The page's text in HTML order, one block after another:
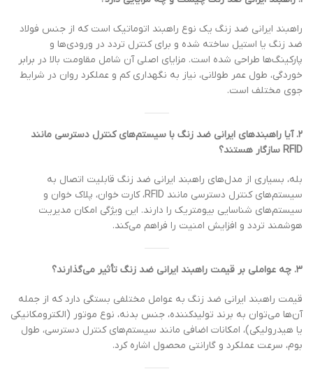
راهبند ایرانی ضد زنگ یک نوع راهبند اتوماتیک است که از جنس فولاد
ضد زنگ یا استیل ساخته شده و برای کنترل تردد در ورودی‌ها و
پارکینگ‌ها طراحی شده است. مزایای اصلی آن شامل مقاومت بالا در برابر
خوردگی، طول عمر طولانی، نیاز به نگهداری کم و عملکرد روان در شرایط
جوی مختلف است.
۲. آیا راهبندهای ایرانی ضد زنگ با سیستم‌های کنترل دسترسی مانند
RFID سازگار هستند؟
بله، بسیاری از مدل‌های راهبند ایرانی ضد زنگ قابلیت اتصال به
سیستم‌های کنترل دسترسی مانند RFID، کارت خوان، پلاک خوان و
سیستم‌های شناسایی بیومتریک را دارند. این ویژگی امکان مدیریت
هوشمند تردد و افزایش امنیت را فراهم می‌کند.
۳. چه عواملی بر قیمت راهبند ایرانی ضد زنگ تأثیر می‌گذارند؟
قیمت راهبند ایرانی ضد زنگ به عوامل مختلفی بستگی دارد که از جمله
آن‌ها می‌توان به برند تولیدکننده، جنس بدنه، نوع موتور (الکترومکانیکی
یا هیدرولیکی)، امکانات اضافی مانند سیستم‌های کنترل دسترسی، طول
بوم، سرعت عملکرد و گارانتی محصول اشاره کرد.